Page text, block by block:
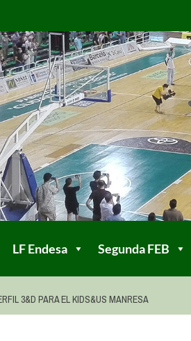
LF Endesa Segunda FEB
3&D PARA EL KIDS&US MANRESA